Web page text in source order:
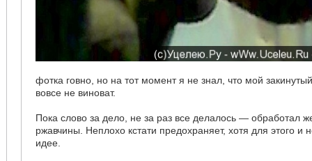
фотка говно, но на тот момент я не знал, что мой
вовсе не виноват.
Пока слово за дело, не за раз все делалось — обработал
ржавчины. Неплохо кстати предохраняет, хотя для этого и
идее.